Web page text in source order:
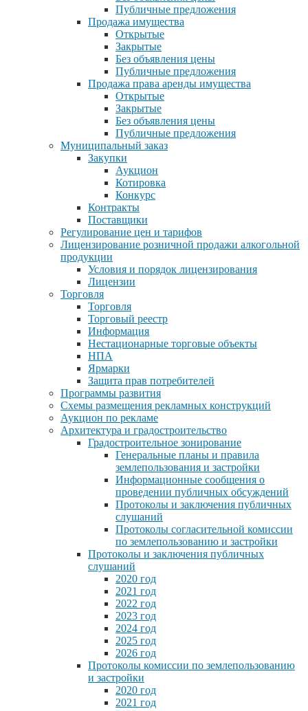
Публичные предложения
Продажа имущества
Открытые
Закрытые
Без объявления цены
Публичные предложения
Продажа права аренды имущества
Открытые
Закрытые
Без объявления цены
Публичные предложения
Муниципальный заказ
Закупки
Аукцион
Котировка
Конкурс
Контракты
Поставщики
Регулирование цен и тарифов
Лицензирование розничной продажи алкогольной
продукции
Условия и порядок лицензирования
Лицензии
Торговля
Торговля
Торговый реестр
Информация
Нестационарные торговые объекты
НПА
Ярмарки
Защита прав потребителей
Программы развития
Схемы размещения рекламных конструкций
Аукцион по рекламе
Архитектура и градостроительство
Градостроительное зонирование
Генеральные планы и правила
землепользования и застройки
Информационные сообщения о
проведении публичных обсуждений
Протоколы и заключения публичных
слушаний
Протоколы согласительной комиссии
по землепользованию и застройки
Протоколы и заключения публичных
слушаний
2020 год
2021 год
2022 год
2023 год
2024 год
2025 год
2026 год
Протоколы комиссии по землепользованию
и застройки
2020 год
2021 год